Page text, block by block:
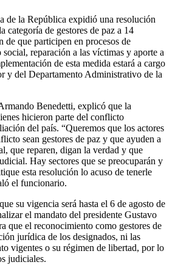
de la República expidió una resolución
categoría de gestores de paz a 14
de que participen en procesos de
reparación a las víctimas y aporte a
de esta medida estará a cargo
y del Departamento Administrativo de la
Benedetti, explicó que la
hicieron parte del conflicto
del país. “Queremos que los actores
sean gestores de paz y que ayuden a
que reparen, digan la verdad y que
Hay sectores que se preocuparán y
esta resolución lo acuso de tenerle
el funcionario.
su vigencia será hasta el 6 de agosto de
el mandato del presidente Gustavo
que el reconocimiento como gestores de
jurídica de los designados, ni las
vigentes o su régimen de libertad, por lo
judiciales.